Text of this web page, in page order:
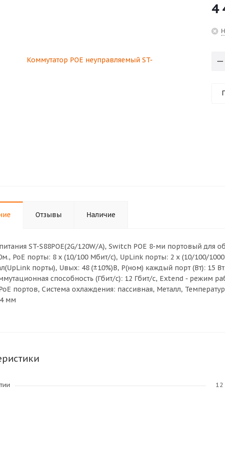
4
Отзывы Наличие
ST-S88POE(2G/120W/A), Switch POE 8-ми портовый
PoE порты: 8 х (10/100 Мбит/с), UpLink порты: 2 х (10/100/
порты), Uвых: 48 (±10%)В, Р(ном) каждый порт (Вт): 15
способность (Гбит/с): 12 Гбит/с, Extend - режим
портов, Система охлаждения: пассивная, Металл,
мм
12